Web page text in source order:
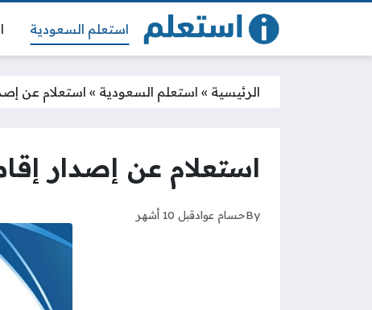
استعلم السعودية
الرئيسية » استعلم السعودية » استعلام عن
استعلام عن إصدار
Byحسام عوادقبل 10 أشهر